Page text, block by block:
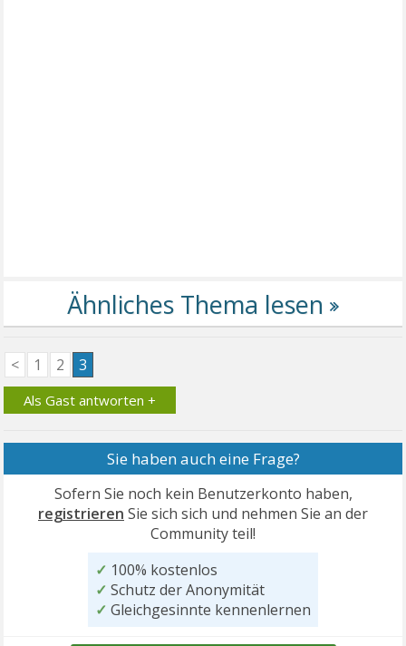
< 1 2 3
Als Gast antworten +
Sie haben auch eine Frage?
Sofern Sie noch kein Benutzerkonto haben,
registrieren Sie sich sich und nehmen Sie an der
Community teil!
✓ 100% kostenlos
✓ Schutz der Anonymität
✓ Gleichgesinnte kennenlernen